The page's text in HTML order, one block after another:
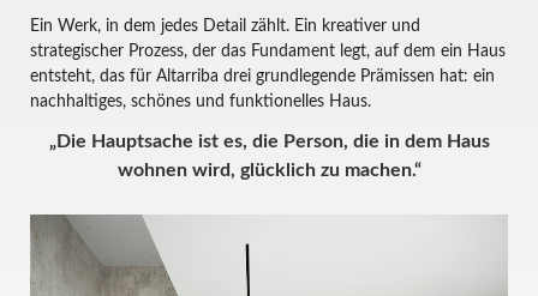
Ein Werk, in dem jedes Detail zählt. Ein kreativer und
strategischer Prozess, der das Fundament legt, auf dem ein Haus
entsteht, das für Altarriba drei grundlegende Prämissen hat: ein
nachhaltiges, schönes und funktionelles Haus.
„Die Hauptsache ist es, die Person, die in dem Haus
wohnen wird, glücklich zu machen.“